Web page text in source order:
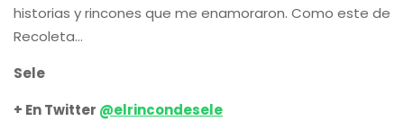
historias y rincones que me enamoraron. Como este de
Recoleta…
Sele
+ En Twitter @elrincondesele